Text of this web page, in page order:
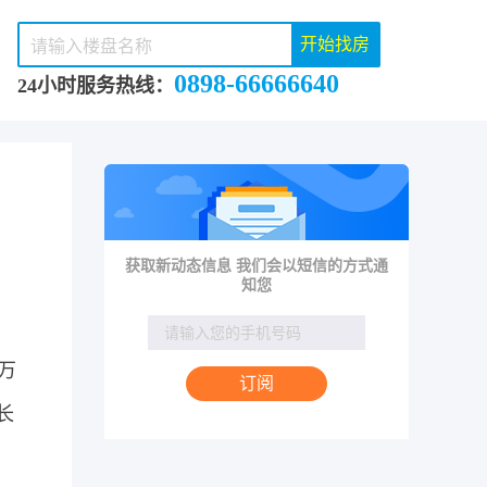
开始找房
24小时服务热线： 0898-66666640
获取新动态信息 我们会以短信的方式通
知您